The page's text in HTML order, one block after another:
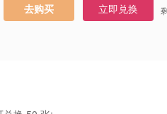
去购买 立即兑换